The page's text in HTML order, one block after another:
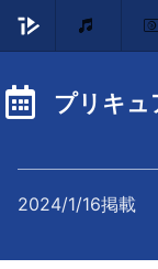
プリキュ
2024/1/16掲載